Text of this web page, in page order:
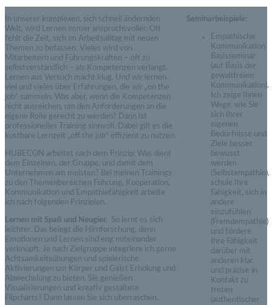
In unserer komplexen, sich schnell ändernden
Welt, wird Lernen immer anspruchsvoller. Oft
fehlt die Zeit, sich im Arbeitsalltag mit neuen
Themen zu befassen. Vieles wird von
Mitarbeitern und Führungskräften – oft zu
selbstverständlich – als Kompetenzen verlangt.
Lernen aus Versuch macht klug. Und wir lernen
viel und vieles über Erfahrungen, die wir „on the
job“ sammeln. Was aber, wenn die Kompetenzen
nicht ausreichen, um den Anforderungen an die
eigene Rolle gerecht zu werden? Dann ist
professionelles Training sinnvoll. Dabei gilt es die
kostbare Lernzeit „off the job“ effizient zu nutzen.
HUBECON arbeitet nach dem Prinzip: Was dient
dem Einzelnen, der Gruppe, und damit dem
Unternehmen am meisten? Bei meinen Trainings
zu den Themenbereichen Führung, Kooperation,
Kommunikation und Empathiefähigkeit arbeite
ich nach folgenden Prinzipien.
Lernen mit Spaß und Neugier.
So lernt es sich
leichter. Das belegt die Hirnforschung, denn
Emotionen und Lernen sind eng miteinander
verknüpft. Je nach Zielgruppe integriere ich gerne
Achtsamkeitsübungen und spielerische
Aktivierungen um Körper und Geist Erholung und
Abwechslung zu bieten. Sie genießen
Visualisierungen und kreativ gestaltete
Flipcharts? Dann lassen Sie sich überraschen.
Seminarbeispiele:
Empathische
Kommunikation
Basisseminar
(auf Basis der
gewaltfreien
Kommunikation).
Ich zeige Ihnen
Wege, wie Sie
sich Ihrer
eigenen
Bedürfnisse und
Ziele besser
bewusst
werden
(Selbstempathie),
schule Ihre
Fähigkeit, sich in
andere
einzufühlen
(Fremdempathie)
und fördere
Ihre Fähigkeit
darüber mit
anderen klar
und präzise in
Kontakt zu
treten
(authentischer